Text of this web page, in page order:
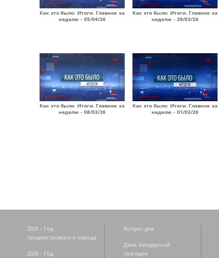
Как это было: Итоги. Главное за
неделю - 05/04/26
Как это было: Итоги. Главное за
неделю - 29/03/26
Как это было: Итоги. Главное за
неделю - 08/03/26
Как это было: Итоги. Главное за
неделю - 01/03/26
2025 - Год
приднестровского народа
2026 - Год
Вопрос дня
День Бендерской
трагедии